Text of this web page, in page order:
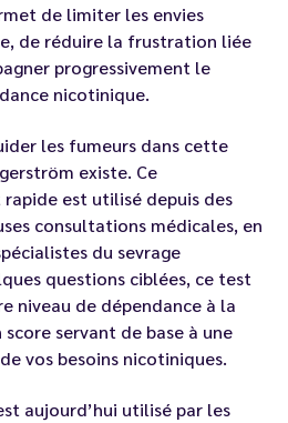
de limiter les envies
de réduire la frustration liée
progressivement le
nicotinique.
les fumeurs dans cette
existe. Ce
est utilisé depuis des
consultations médicales, en
du sevrage
questions ciblées, ce test
niveau de dépendance à la
servant de base à une
vos besoins nicotiniques.
aujourd’hui utilisé par les